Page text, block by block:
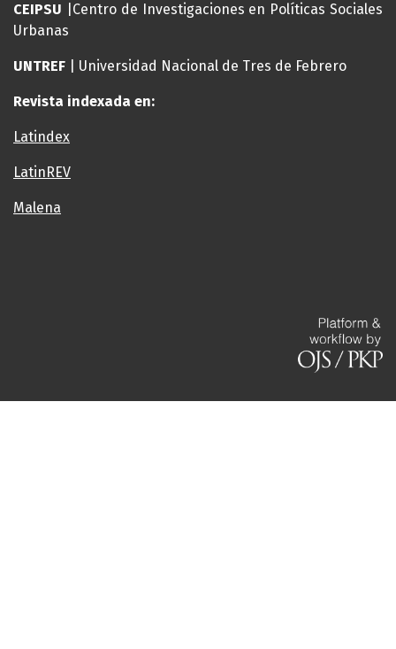
CEIPSU
|Centro de Investigaciones en Políticas Sociales
Urbanas
UNTREF | Universidad Nacional de Tres de Febrero
Revista indexada en:
Latindex
LatinREV
Malena